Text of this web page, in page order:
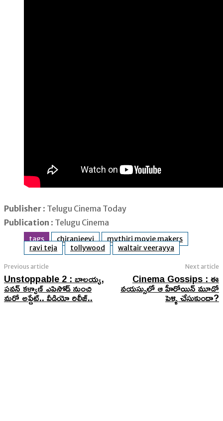
Publisher : Telugu Cinema Today
Publication : Telugu Cinema
tags chiranjeevi
mythiri movie makers
ravi teja
tollywood waltair veerayya
Previous article
Unstoppable 2 : బాలయ్య,
పవన్ కళ్యాణ్ ఎపిసోడ్ నుంచి
మరో అప్డేట్.. వీడియో రిలీజ్..
Next article
Cinema Gossips : ఈ
వయస్సులో ఆ హీరోయిన్ మూడో
పెళ్ళి చేసుకుందా?